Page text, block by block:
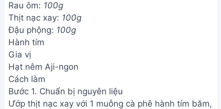
Rau ôm: 100g
Thịt nạc xay: 100g
Đậu phộng: 100g
Hành tím
Gia vị
Hạt nêm Aji-ngon
Cách làm
Bước 1. Chuẩn bị nguyên liệu
Ướp thịt nạc xay với 1 muỗng cà phê hành tím băm,